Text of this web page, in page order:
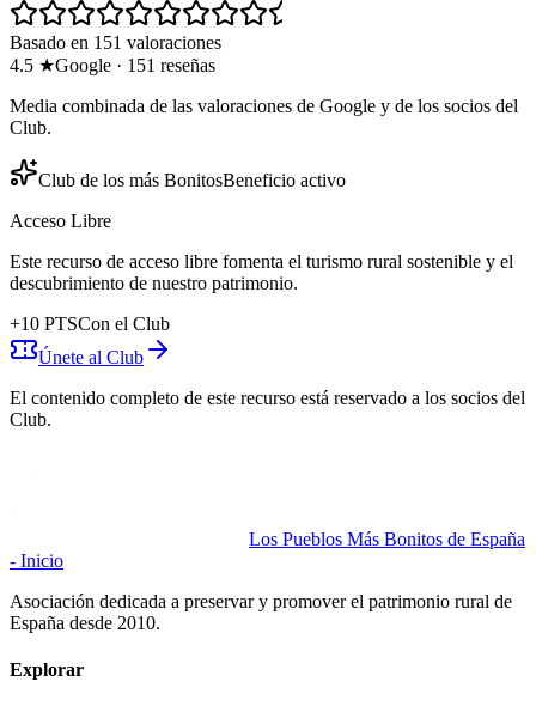
Basado en 151 valoraciones
4.5 ★Google · 151 reseñas
Media combinada de las valoraciones de Google y de los socios del
Club.
Club de los más BonitosBeneficio activo
Acceso Libre
Este recurso de acceso libre fomenta el turismo rural sostenible y el
descubrimiento de nuestro patrimonio.
+10 PTSCon el Club
Únete al Club
El contenido completo de este recurso está reservado a los socios del
Club.
Los Pueblos Más Bonitos de España
- Inicio
Asociación dedicada a preservar y promover el patrimonio rural de
España desde 2010.
Explorar